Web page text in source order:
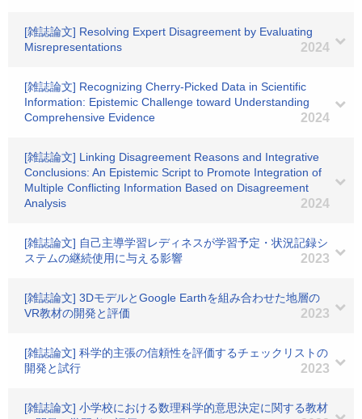
[雑誌論文] Resolving Expert Disagreement by Evaluating
Misrepresentations
2024
[雑誌論文] Recognizing Cherry-Picked Data in Scientific
Information: Epistemic Challenge toward Understanding
Comprehensive Evidence
2024
[雑誌論文] Linking Disagreement Reasons and Integrative
Conclusions: An Epistemic Script to Promote Integration of
Multiple Conflicting Information Based on Disagreement
Analysis
2024
[雑誌論文] 自己主導学習レディネスが学習予定・状況記録シ
ステムの継続使用に与える影響
2023
[雑誌論文] 3DモデルとGoogle Earthを組み合わせた地層の
VR教材の開発と評価
2023
[雑誌論文] 科学的主張の信頼性を評価するチェックリストの
開発と試行
2023
[雑誌論文] 小学校における数理科学的意思決定に関する教材